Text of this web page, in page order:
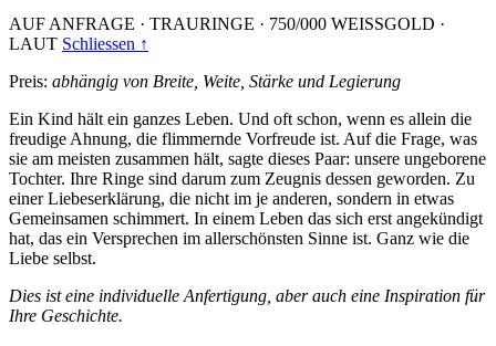
AUF ANFRAGE · TRAURINGE · 750/000 WEISSGOLD ·
LAUT Schliessen ↑
Preis: abhängig von Breite, Weite, Stärke und Legierung
Ein Kind hält ein ganzes Leben. Und oft schon, wenn es allein die
freudige Ahnung, die flimmernde Vorfreude ist. Auf die Frage, was
sie am meisten zusammen hält, sagte dieses Paar: unsere ungeborene
Tochter. Ihre Ringe sind darum zum Zeugnis dessen geworden. Zu
einer Liebeserklärung, die nicht im je anderen, sondern in etwas
Gemeinsamen schimmert. In einem Leben das sich erst angekündigt
hat, das ein Versprechen im allerschönsten Sinne ist. Ganz wie die
Liebe selbst.
Dies ist eine individuelle Anfertigung, aber auch eine Inspiration für
Ihre Geschichte.